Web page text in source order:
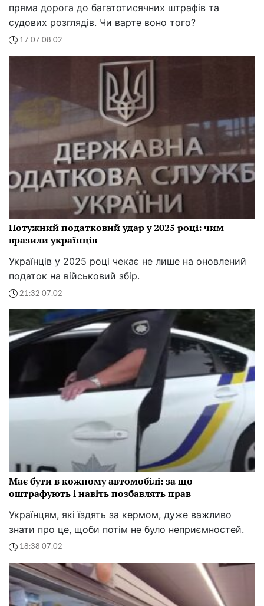
пряма дорога до багатотисячних штрафів та
судових розглядів. Чи варте воно того?
17:07 08.02
Потужний податковий удар у 2025 році: чим
вразили українців
Українців у 2025 році чекає не лише на оновлений
податок на військовий збір.
21:32 07.02
Має бути в кожному автомобілі: за що
оштрафують і навіть позбавлять прав
Українцям, які їздять за кермом, дуже важливо
знати про це, щоби потім не було неприємностей.
18:38 07.02